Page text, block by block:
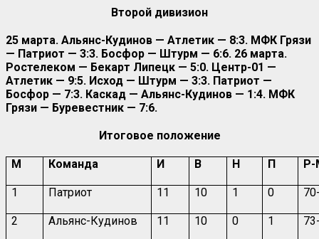
Второй дивизион
25 марта. Альянс-Кудинов — Атлетик — 8:3. МФК Грязи
— Патриот — 3:3. Босфор — Штурм — 6:6. 26 марта.
Ростелеком — Бекарт Липецк — 5:0. Центр-01 —
Атлетик — 9:5. Исход — Штурм — 3:3. Патриот —
Босфор — 7:3. Каскад — Альянс-Кудинов — 1:4. МФК
Грязи — Буревестник — 7:6.
Итоговое положение
М Команда И В Н П
1 Патриот 11 10 1 0
2 Альянс-Кудинов 11 10 0 1